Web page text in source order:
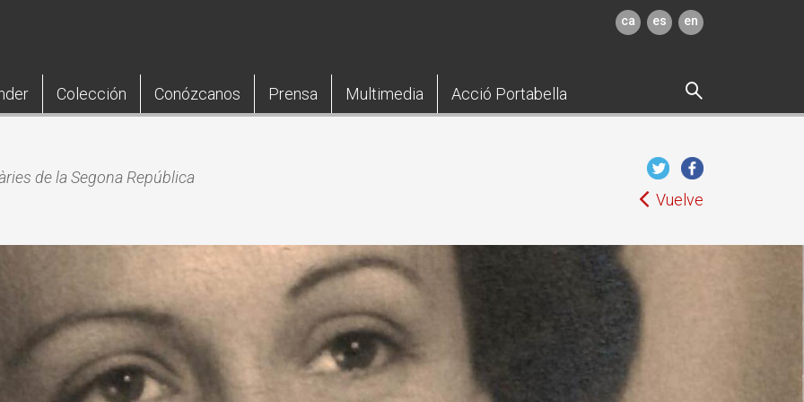
ca es en
Colección Conózcanos Prensa Multimedia Acció Portabella
de la Segona República
Vuelve